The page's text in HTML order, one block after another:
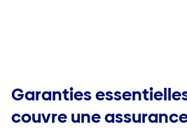
Garanties
couvre une